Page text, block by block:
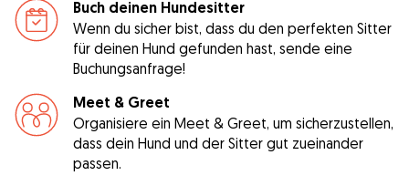
Buch deinen Hundesitter
Wenn du sicher bist, dass du den perfekten Sitter
für deinen Hund gefunden hast, sende eine
Buchungsanfrage!
Meet & Greet
Organisiere ein Meet & Greet, um sicherzustellen,
dass dein Hund und der Sitter gut zueinander
passen.